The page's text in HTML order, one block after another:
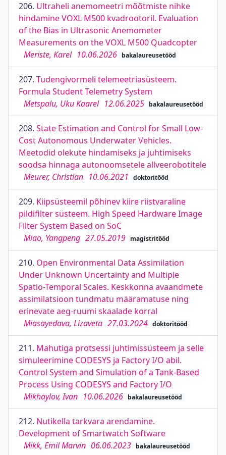
206. Ultraheli anemomeetri mõõtmiste nihke
hindamine VOXL M500 kvadrootoril. Evaluation
of the Bias in Ultrasonic Anemometer
Measurements on the VOXL M500 Quadcopter
Meriste, Karel 10.06.2026 bakalaureusetööd
207. Tudengivormeli telemeetriasüsteem.
Formula Student Telemetry System
Metspalu, Uku Kaarel 12.06.2025 bakalaureusetööd
208. State Estimation and Control for Small Low-
Cost Autonomous Underwater Vehicles.
Meetodid olekute hindamiseks ja juhtimiseks
soodsa hinnaga autonoomsetele allveerobotitele
Meurer, Christian 10.06.2021 doktoritööd
209. Kiipsüsteemil põhinev kiire riistvaraline
pildifilter süsteem. High Speed Hardware Image
Filter System Based on SoC
Miao, Yangpeng 27.05.2019 magistritööd
210. Open Environmental Data Assimilation
Under Unknown Uncertainty and Multiple
Spatio-Temporal Scales. Keskkonna avaandmete
assimilatsioon tundmatu määramatuse ning
erinevate aeg-ruumi skaalade korral
Miasayedava, Lizaveta 27.03.2024 doktoritööd
211. Mahutiga protsessi juhtimissüsteem ja selle
simuleerimine CODESYS ja Factory I/O abil.
Control System and Simulation of a Tank-Based
Process Using CODESYS and Factory I/O
Mikhaylov, Ivan 10.06.2026 bakalaureusetööd
212. Nutikella tarkvara arendamine.
Development of Smartwatch Software
Mikk, Emil Marvin 06.06.2023 bakalaureusetööd